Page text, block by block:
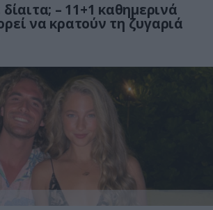
– 11+1 καθημερινά
να κρατούν τη ζυγαριά